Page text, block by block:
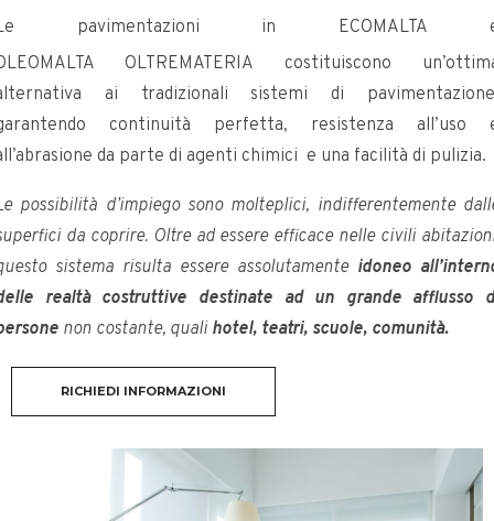
pavimentazioni in ECOMALTA
OLTREMATERIA costituiscono
ai tradizionali sistemi di
continuità perfetta, resistenza all’uso
da parte di agenti chimici e una facilità di pulizia.
possibilità d’impiego sono molteplici, indifferentemente
da coprire. Oltre ad essere efficace nelle civili
sistema risulta essere assolutamenteidoneo
realtà costruttive destinate ad un grande afflusso
non costante, quali hotel, teatri, scuole, comunità.
RICHIEDI INFORMAZIONI